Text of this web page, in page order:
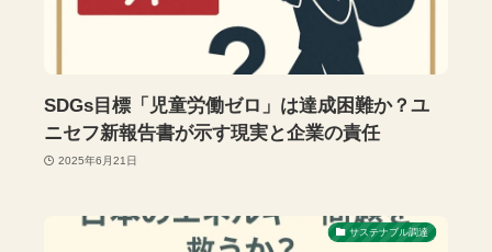
SDGs目標「児童労働ゼロ」は達成困難か？ユ
ニセフ新報告書が示す現実と企業の責任
2025年6月21日
サステナブル調達